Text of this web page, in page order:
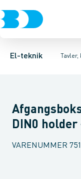
El-teknik
Afbrydere,
Tavler, kapsling og
Afgangsbox for
DIN0
VARENUMMER